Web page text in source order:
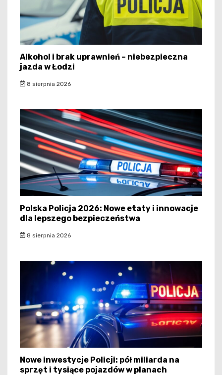
Alkohol i brak uprawnień – niebezpieczna
jazda w Łodzi
8 sierpnia 2026
Polska Policja 2026: Nowe etaty i innowacje
dla lepszego bezpieczeństwa
8 sierpnia 2026
Nowe inwestycje Policji: pół miliarda na
sprzęt i tysiące pojazdów w planach